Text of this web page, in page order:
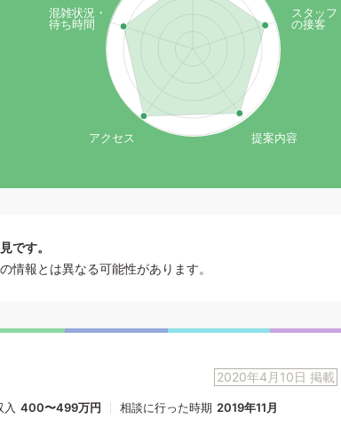
スタッフ
の接客
提案内容
アクセス
混雑状況・
待ち時間
です。
情報とは異なる可能性があります。
2020年4月10日 掲載
入 400〜499万円 相談に行った時期 2019年11月